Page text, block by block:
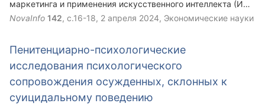
маркетинга и применения искусственного интеллекта (ИИ)
в создании маркетинговых стратегий, учитывающих
потребности разнообразных групп потребителей на
инклюзивных кампаний, обеспечивая глубокое понимание
затраты. Результаты онлайн-анкетирования среди
белорусов показывают положительное отношение к
инклюзивным группам и желание видеть больше
инклюзивности со стороны любимых брендов. Анализ
NovaInfo 142, с.16-18, 2 апреля 2024, Экономические науки
Пенитенциарно-психологические
исследования психологического
сопровождения осужденных, склонных к
суицидальному поведению